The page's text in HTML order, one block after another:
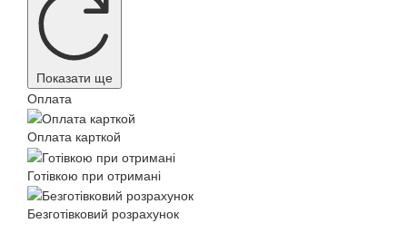
Показати ще
Оплата
Оплата карткой
Готівкою при отримані
Безготівковий розрахунок